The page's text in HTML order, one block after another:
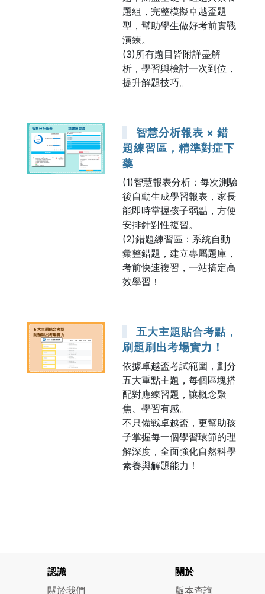
題組，完整模擬卓越盃題
型，幫助學生做好考前實戰
演練。
(3)所有題目皆附詳盡解
析，學習與檢討一次到位，
提升解題技巧。
智慧分析報表 × 錯
題練習區，精準對症下
藥
(1)智慧報表分析：每次測驗
後自動生成學習報表，家長
能即時掌握孩子弱點，方便
安排針對性複習。
(2)錯題練習區：系統自動
彙整錯題，建立專屬題庫，
考前快速複習，一站搞定高
效學習！
五大主題貼合考點，
刷題刷出考場實力！
依據卓越盃考試範圍，劃分
五大重點主題，每個區塊搭
配對應練習題，讓概念聚
焦、學習有感。
不只備戰卓越盃，更幫助孩
子掌握每一個學習環節的理
解深度，全面強化自然科學
素養與解題能力！
認識
關於我們
關於
版本查詢